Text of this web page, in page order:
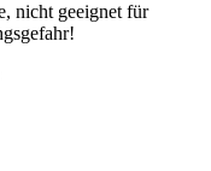
nicht geeignet für